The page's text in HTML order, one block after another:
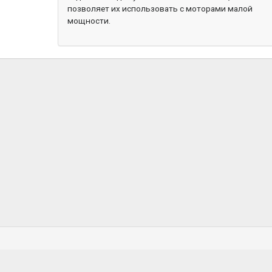
позволяет их использовать с моторами малой
мощности.